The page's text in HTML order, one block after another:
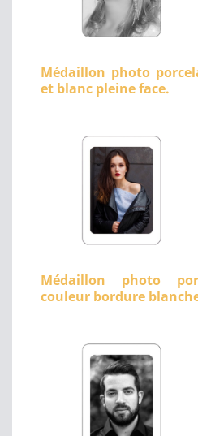
Médaillon photo
et blanc pleine face.
Médaillon photo
couleur bordure